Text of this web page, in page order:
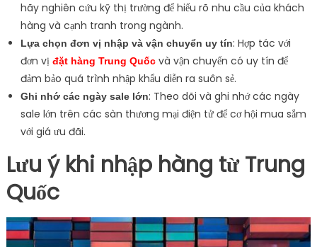
hãy nghiên cứu kỹ thị trường để hiểu rõ nhu cầu của khách
hàng và cạnh tranh trong ngành.
Lựa chọn đơn vị nhập và vận chuyển uy tín: Hợp tác với
đơn vị đặt hàng Trung Quốcvà vận chuyển có uy tín để
đảm bảo quá trình nhập khẩu diễn ra suôn sẻ.
Ghi nhớ các ngày sale lớn: Theo dõi và ghi nhớ các ngày
sale lớn trên các sàn thương mại điện tử để cơ hội mua sắm
với giá ưu đãi.
Lưu ý khi nhập hàng từ Trung
Quốc